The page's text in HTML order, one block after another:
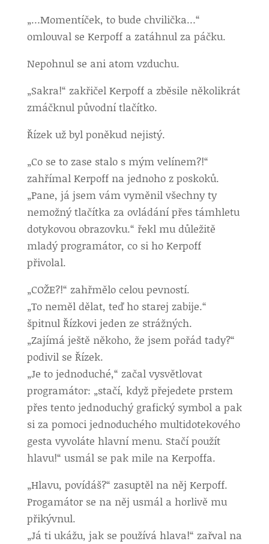
„…Momentíček, to bude chvilička…“
omlouval se Kerpoff a zatáhnul za páčku.
Nepohnul se ani atom vzduchu.
„Sakra!“ zakřičel Kerpoff a zběsile několikrát
zmáčknul původní tlačítko.
Řízek už byl poněkud nejistý.
„Co se to zase stalo s mým velínem?!“
zahřímal Kerpoff na jednoho z poskoků.
„Pane, já jsem vám vyměnil všechny ty
nemožný tlačítka za ovládání přes támhletu
dotykovou obrazovku.“ řekl mu důležitě
mladý programátor, co si ho Kerpoff
přivolal.
„COŽE?!“ zahřmělo celou pevností.
„To neměl dělat, teď ho starej zabije.“
špitnul Řízkovi jeden ze strážných.
„Zajímá ještě někoho, že jsem pořád tady?“
podivil se Řízek.
„Je to jednoduché,“ začal vysvětlovat
programátor: „stačí, když přejedete prstem
přes tento jednoduchý grafický symbol a pak
si za pomoci jednoduchého multidotekového
gesta vyvoláte hlavní menu. Stačí použít
hlavu!“ usmál se pak mile na Kerpoffa.
„Hlavu, povídáš?“ zasuptěl na něj Kerpoff.
Progamátor se na něj usmál a horlivě mu
přikývnul.
„Já ti ukážu, jak se používá hlava!“ zařval na